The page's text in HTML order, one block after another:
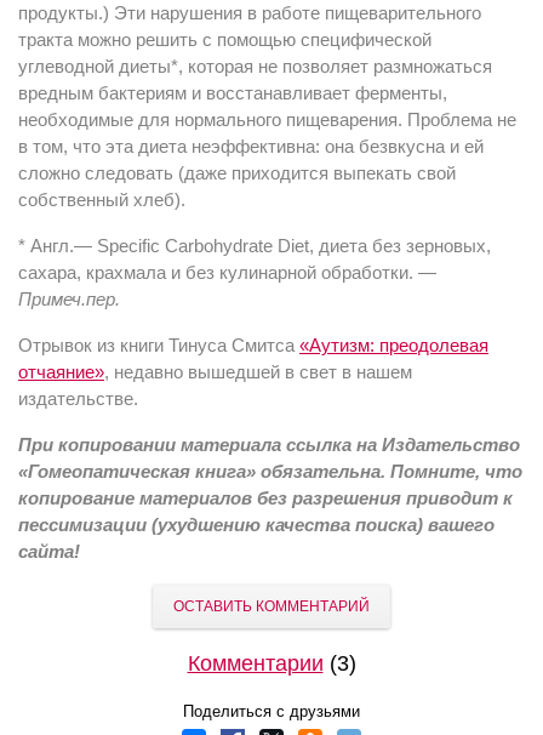
продукты.) Эти нарушения в работе пищеварительного
тракта можно решить с помощью специфической
углеводной диеты*, которая не позволяет размножаться
вредным бактериям и восстанавливает ферменты,
необходимые для нормального пищеварения. Проблема не
в том, что эта диета неэффективна: она безвкусна и ей
сложно следовать (даже приходится выпекать свой
собственный хлеб).
* Англ.— Specific Carbohydrate Diet, диета без зерновых,
сахара, крахмала и без кулинарной обработки. —
Примеч.пер.
Отрывок из книги Тинуса Смитса «Аутизм: преодолевая
отчаяние», недавно вышедшей в свет в нашем
издательстве.
При копировании материала ссылка на Издательство
«Гомеопатическая книга» обязательна. Помните, что
копирование материалов без разрешения приводит к
пессимизации (ухудшению качества поиска) вашего
сайта!
ОСТАВИТЬ КОММЕНТАРИЙ
Комментарии (3)
Поделиться с друзьями